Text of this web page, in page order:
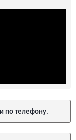
по телефону.